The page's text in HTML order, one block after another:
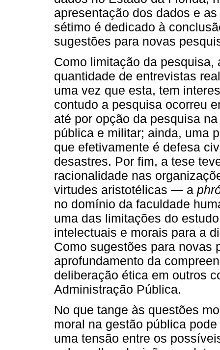
apresentação dos dados e
sétimo é dedicado à
sugestões para novas
Como limitação da pesquisa,
quantidade de entrevistas
uma vez que esta, tem
contudo a pesquisa ocorreu
até por opção da pesquisa
pública e militar; ainda, uma
que efetivamente é defesa
desastres. Por fim, a tese
racionalidade nas
virtudes aristotélicas — a
no domínio da faculdade
uma das limitações do
intelectuais e morais para a
Como sugestões para novas
aprofundamento da
deliberação ética em outros
Administração Pública.
No que tange às questões
moral na gestão pública
uma tensão entre os